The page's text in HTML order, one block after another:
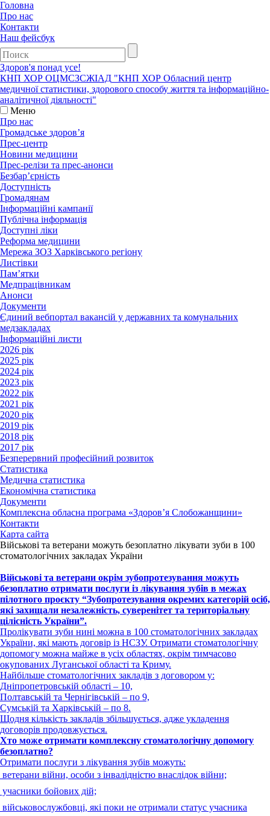
Головна
Про нас
Контакти
Наш фейсбук
Здоров'я понад усе!
КНП ХОР ОЦМСЗСЖIАД "КНП ХОР Обласний центр
медичної статистики, здорового способу життя та інформаційно-
аналітичної діяльності"
Меню
Про нас
Громадське здоров’я
Прес-центр
Новини медицини
Прес-релізи та прес-анонси
Безбар’єрність
Доступність
Громадянам
Інформаційні кампанії
Публічна інформація
Доступні ліки
Реформа медицини
Мережа ЗОЗ Харківського регіону
Листівки
Пам’ятки
Медпрацівникам
Анонси
Документи
Єдиний вебпортал вакансій у державних та комунальних
медзакладах
Інформаційні листи
2026 рік
2025 рік
2024 рік
2023 рік
2022 рік
2021 рік
2020 рік
2019 рік
2018 рік
2017 рік
Безперервний професійний розвиток
Статистика
Медична статистика
Економічна статистика
Документи
Комплексна обласна програма «Здоров’я Слобожанщини»
Контакти
Карта сайта
Військові та ветерани можуть безоплатно лікувати зуби в 100
стоматологічних закладах України
Військові та ветерани окрім зубопротезування можуть
безоплатно отримати послуги із лікування зубів в межах
пілотного проєкту “Зубопротезування окремих категорій осіб,
які захищали незалежність, суверенітет та територіальну
цілісність України”.
Пролікувати зуби нині можна в 100 стоматологічних закладах
України, які мають договір із НСЗУ. Отримати стоматологічну
допомогу можна майже в усіх областях, окрім тимчасово
окупованих Луганської області та Криму.
Найбільше стоматологічних закладів з договором у:
Дніпропетровській області – 10,
Полтавській та Чернігівській – по 9,
Сумській та Харківській – по 8.
Щодня кількість закладів збільшується, адже укладення
договорів продовжується.
Хто може отримати комплексну стоматологічну допомогу
безоплатно?
Отримати послуги з лікування зубів можуть:
 ветерани війни, особи з інвалідністю внаслідок війни;
 учасники бойових дій;
 військовослужбовці, які поки не отримали статус учасника